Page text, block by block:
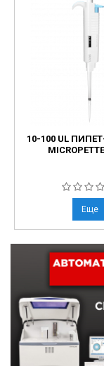
10-100 UL
Еще